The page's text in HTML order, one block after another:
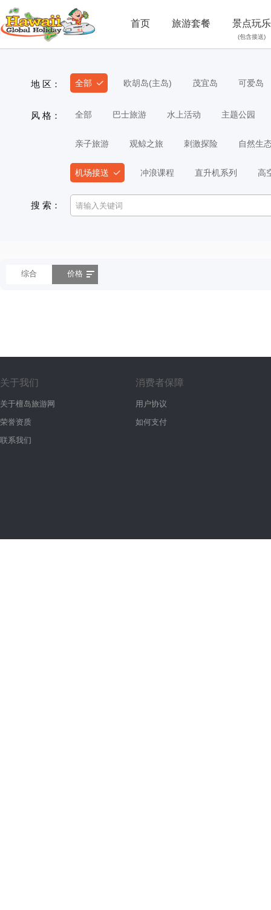
首页 旅游套餐 景点玩乐
(包含接送)
地 区： 全部 欧胡岛(主岛) 茂宜岛 可爱岛
风 格： 全部 巴士旅游 水上活动 主题公园
亲子旅游 观鲸之旅 刺激探险 自然生
机场接送 冲浪课程 直升机系列 高
搜 索：
综合 价格
关于我们
关于檀岛旅游网
荣誉资质
联系我们
消费者保障
用户协议
如何支付